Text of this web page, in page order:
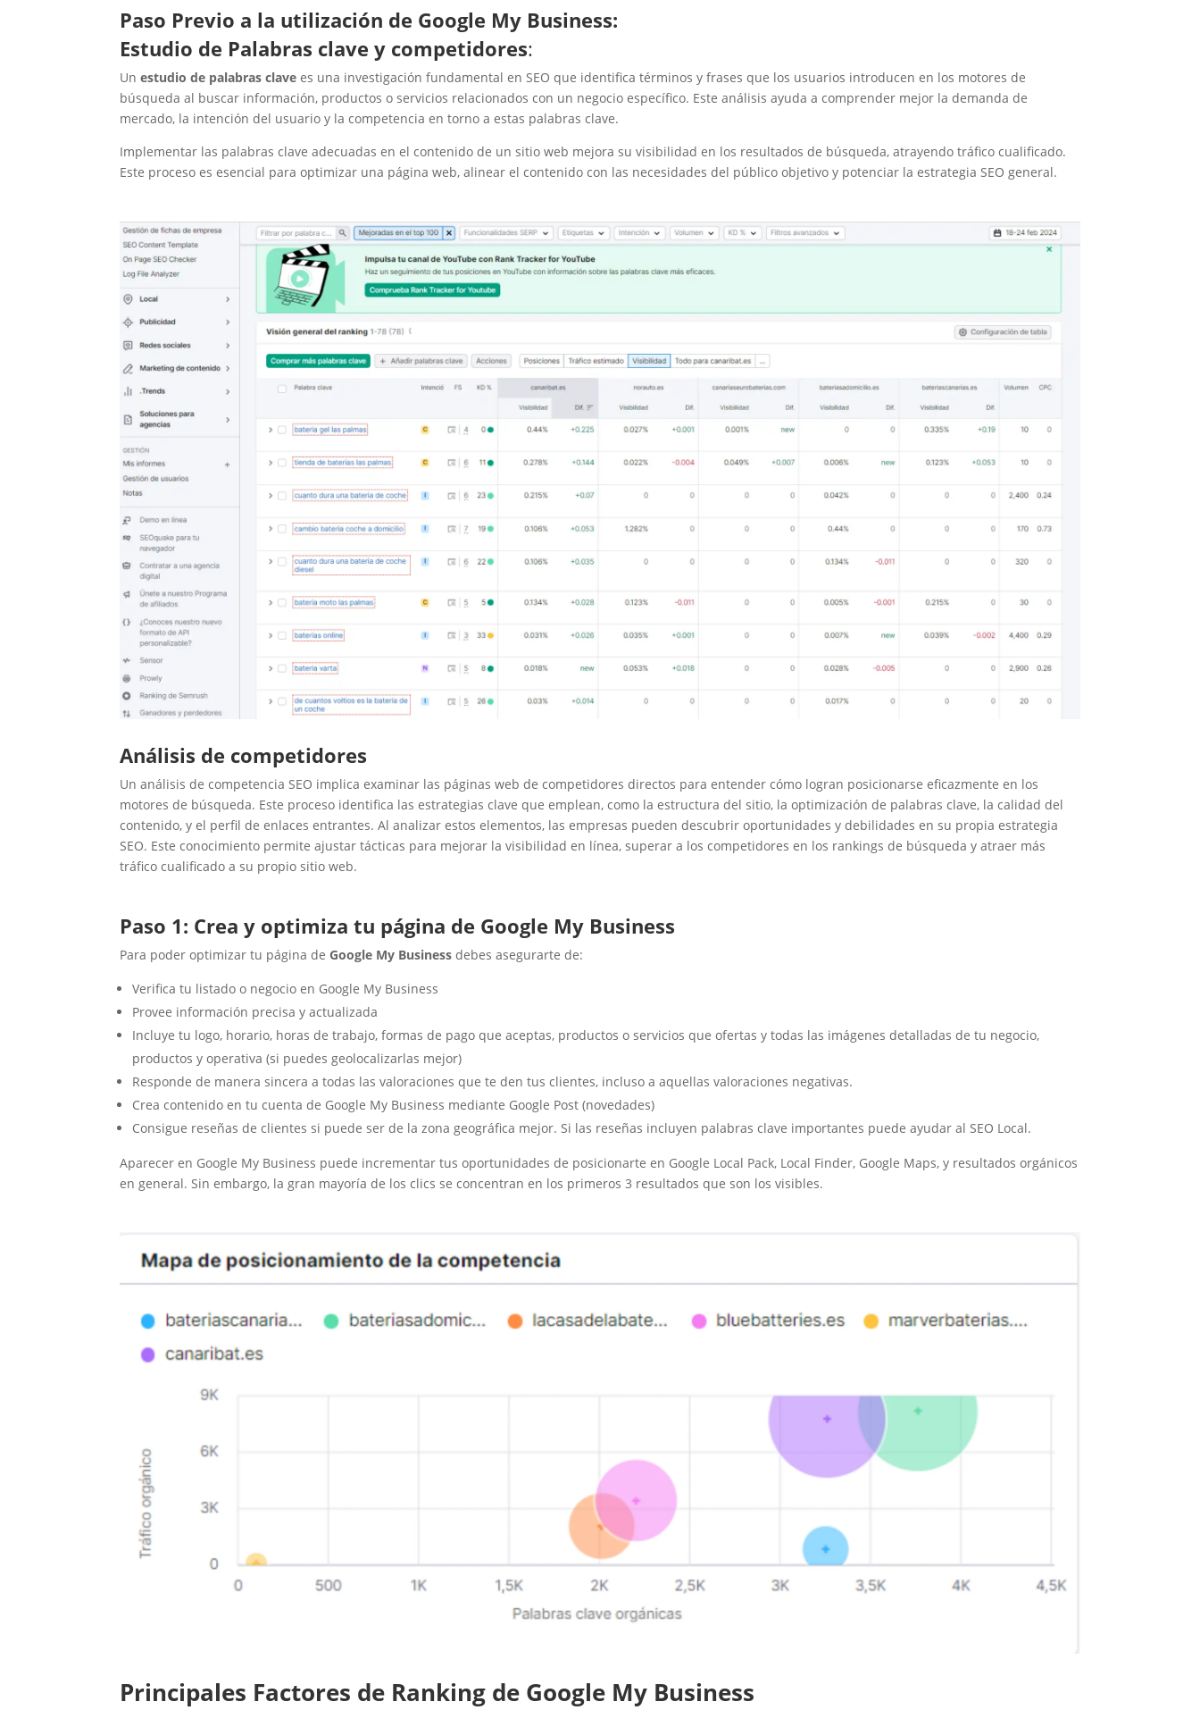
Pide tu auditoría
SEO Local y
descubre cómo
posicionatu Google
My Business
12. Cantidad de
reviews o
reseñas nativas
con texto
13. Importancia
de la landing
page de Google
My Business
14. Perfil de
backlinks de
calidad
apuntando a la
ficha del mapa
15. Importancia
de optimizar en
palabras clave el
contenido de la
landing de la
ficha del mapa
Otras acciones
importantes
para mejorar tu
través de la
Ficha del Mapa
Conclusiones
Dónde ir para
añadir un nuevo
perfil de Google My
Optimización SEO
para búsqueda por
voz: Guía Completa
Como crear una
cita en Google
Como puedo ver
SEO en Redes
Sociales: Cómo
mejorar tus
resultados
¿Qué ofrecen las
La importancia del
pymes y pequeños
SEO para pymes
No dejes que la
competencia haga
perderni un cliente
Paso Previo a la utilización de Google My Business:
Estudio de Palabras clave y competidores:
Unestudio de palabras clavees una investigación fundamental en SEO que identifica términos y frases que los usuarios introducen en los motores de
búsqueda al buscar información, productos o servicios relacionados con un negocio específico. Este análisis ayuda a comprender mejor la demanda de
mercado, la intención del usuario y la competencia en torno a estas palabras clave.
Implementar las palabras clave adecuadas en el contenido de un sitio web mejora su visibilidad en los resultados de búsqueda, atrayendo tráfico cualificado.
Este proceso es esencial para optimizar una página web, alinear el contenido con las necesidades del público objetivo y potenciar la estrategia SEO general.
Análisis de competidores
Un análisis de competencia SEO implica examinar las páginas web de competidores directos para entender cómo logran posicionarse eficazmente en los
motores de búsqueda. Este proceso identifica las estrategias clave que emplean, como la estructura del sitio, la optimización de palabras clave, la calidad del
contenido, y el perfil de enlaces entrantes. Al analizar estos elementos, las empresas pueden descubrir oportunidades y debilidades en su propia estrategia
SEO. Este conocimiento permite ajustar tácticas para mejorar la visibilidad en línea, superar a los competidores en los rankings de búsqueda y atraer más
tráfico cualificado a su propio sitio web.
Paso 1: Crea y optimiza tu página de Google My Business
Para poder optimizar tu página deGoogle My Business debes asegurarte de:
Verifica tu listado o negocio en Google My Business
Provee información precisa y actualizada
Incluye tu logo, horario, horas de trabajo, formas de pago que aceptas, productos o servicios que ofertas y todas las imágenes detalladas de tu negocio,
productos y operativa (si puedes geolocalizarlas mejor)
Responde de manera sincera a todas las valoraciones que te den tus clientes, incluso a aquellas valoraciones negativas.
Crea contenido en tu cuenta de Google My Business mediante Google Post (novedades)
Consigue reseñas de clientes si puede ser de la zona geográfica mejor. Si las reseñas incluyen palabras clave importantes puede ayudar al SEO Local.
Aparecer en Google My Business puede incrementar tus oportunidades de posicionarte en Google Local Pack, Local Finder, Google Maps, y resultados orgánicos
en general. Sin embargo, la gran mayoría de los clics se concentran en los primeros 3 resultados que son los visibles.
Principales Factores de Ranking de Google My Business